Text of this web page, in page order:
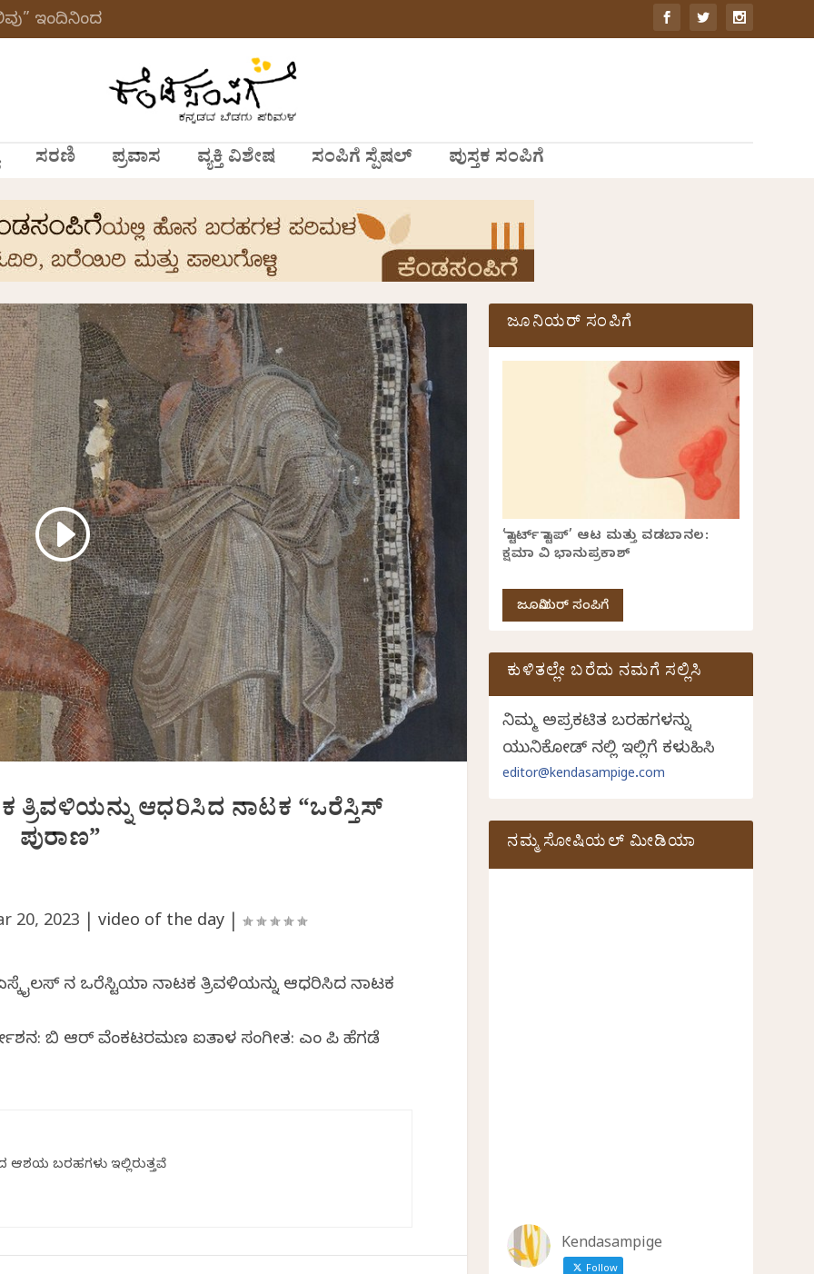
ಇಂದಿನಿಂದ
ಸರಣಿ ಪ್ರವಾಸ ವ್ಯಕ್ತಿ ವಿಶೇಷ ಸಂಪಿಗೆ ಸ್ಪೆಷಲ್ ಪುಸ್ತಕ ಸಂಪಿಗೆ
ತ್ರಿವಳಿಯನ್ನು ಆಧರಿಸಿದ ನಾಟಕ “ಒರೆಸ್ತಿಸ್
ಪುರಾಣ”
20, 2023 |video of the day |
ನ ಒರೆಸ್ಟಿಯಾ ನಾಟಕ ತ್ರಿವಳಿಯನ್ನು ಆಧರಿಸಿದ ನಾಟಕ
ಬಿ ಆರ್‌ ವೆಂಕಟರಮಣ ಐತಾಳ ಸಂಗೀತ: ಎಂ ಪಿ ಹೆಗಡೆ
ಆಶಯ ಬರಹಗಳು ಇಲ್ಲಿರುತ್ತವೆ
ಜೂನಿಯರ್ ಸಂಪಿಗೆ
‘ಸ್ಟಾರ್ಟ್ ಸ್ಟಾಪ್’ ಆಟ ಮತ್ತು ವಡಬಾನಲ:
ಕ್ಷಮಾ ವಿ ಭಾನುಪ್ರಕಾಶ್
ಜೂನಿಯರ್ ಸಂಪಿಗೆ
ಕುಳಿತಲ್ಲೇ ಬರೆದು ನಮಗೆ ಸಲ್ಲಿಸಿ
ನಿಮ್ಮ ಅಪ್ರಕಟಿತ ಬರಹಗಳನ್ನು
ಯುನಿಕೋಡ್ ನಲ್ಲಿ ಇಲ್ಲಿಗೆ ಕಳುಹಿಸಿ
editor@kendasampige.com
ನಮ್ಮ ಸೋಷಿಯಲ್‌ ಮೀಡಿಯಾ
Kendasampige
Follow